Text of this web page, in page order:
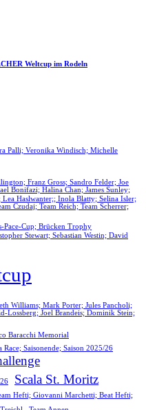
Weltcup im Rodeln
Palli; Veronika Windisch; Michelle
Franz Gross; Sandro Felder; Joe
Bonifazi; Halina Chan; James Sunley;
Haslwanter;; Inola Blatty; Selina Isler;
Czudaj; Team Reich; Team Scherrer;
Pace-Cup; Brücken Trophy
Stewart; Sebastian Westin; David
Williams; Mark Porter; Jules Pancholi;
Lossberg; Joel Brandeis; Dominik Stein;
Baracchi Memorial
Race; Saisonende; Saison 2025/26
Scala St. Moritz
Hefti; Giovanni Marchetti; Beat Hefti;